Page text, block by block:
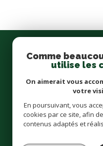
Comme
utilise les
On aimerait vous
votre
En poursuivant, vous
cookies par ce site, afin
contenus adaptés et